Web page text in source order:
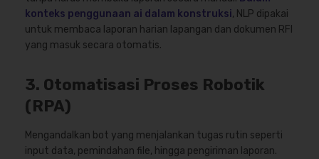
konteks penggunaan ai dalam konstruksi, NLP dipakai
untuk membaca laporan harian lapangan dan dokumen RFI
yang masuk secara otomatis.
3. Otomatisasi Proses Robotik
(RPA)
Mengandalkan bot yang menjalankan tugas rutin seperti
input data, pemindahan file, hingga pengiriman laporan.